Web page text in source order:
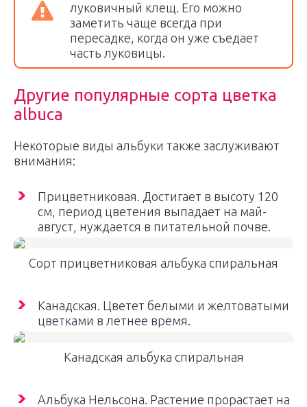
луковичный клещ. Его можно
заметить чаще всегда при
пересадке, когда он уже съедает
часть луковицы.
Другие популярные сорта цветка
albuca
Некоторые виды альбуки также заслуживают
внимания:
Прицветниковая. Достигает в высоту 120
см, период цветения выпадает на май-
август, нуждается в питательной почве.
Сорт прицветниковая альбука спиральная
Канадская. Цветет белыми и желтоватыми
цветками в летнее время.
Канадская альбука спиральная
Альбука Нельсона. Растение прорастает на